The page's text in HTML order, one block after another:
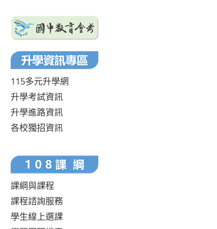
115多元升學網
升學考試資訊
升學進路資訊
各校獨招資訊
課綱與課程
課程諮詢服務
學生線上選課